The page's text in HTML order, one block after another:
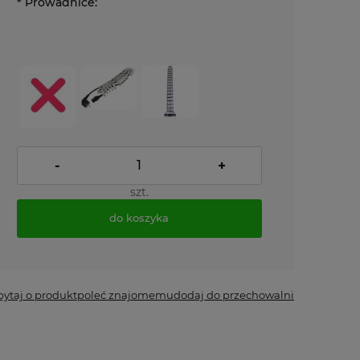
- +
szt.
do koszyka
o produktpoleć znajomemudodaj do przechowalni